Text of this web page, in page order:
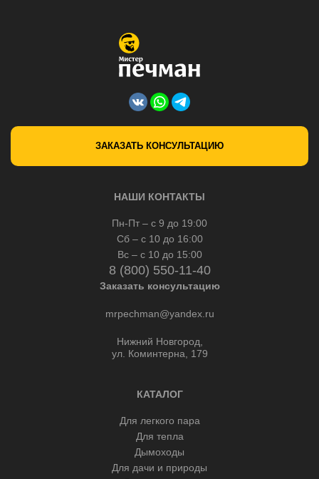
ЗАКАЗАТЬ КОНСУЛЬТАЦИЮ
НАШИ КОНТАКТЫ
Пн-Пт – с 9 до 19:00
Сб – с 10 до 16:00
Вс – с 10 до 15:00
8 (800) 550-11-40
Заказать консультацию
mrpechman@yandex.ru
Нижний Новгород,
ул. Коминтерна, 179
КАТАЛОГ
Для легкого пара
Для тепла
Дымоходы
Для дачи и природы